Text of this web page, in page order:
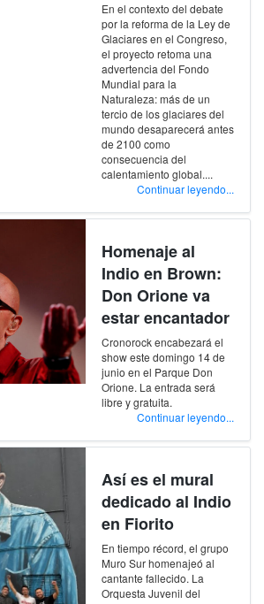
En el contexto del debate
por la reforma de la Ley de
Glaciares en el Congreso,
el proyecto retoma una
advertencia del Fondo
Mundial para la
Naturaleza: más de un
tercio de los glaciares del
mundo desaparecerá antes
de 2100 como
consecuencia del
calentamiento global....
Continuar leyendo...
Homenaje al
Indio en Brown:
Don Orione va
estar encantador
Cronorock encabezará el
show este domingo 14 de
junio en el Parque Don
Orione. La entrada será
libre y gratuita.
Continuar leyendo...
Así es el mural
dedicado al Indio
en Fiorito
En tiempo récord, el grupo
Muro Sur homenajeó al
cantante fallecido. La
Orquesta Juvenil del